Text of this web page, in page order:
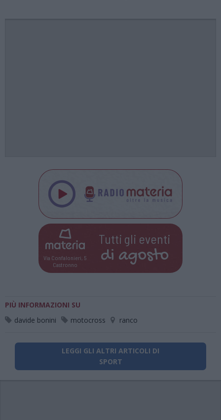
Via Confalonieri, 5
Castronno
Tutti gli eventi
di agosto
PIÙ INFORMAZIONI SU
davide bonini
motocross ranco
LEGGI GLI ALTRI ARTICOLI DI
SPORT